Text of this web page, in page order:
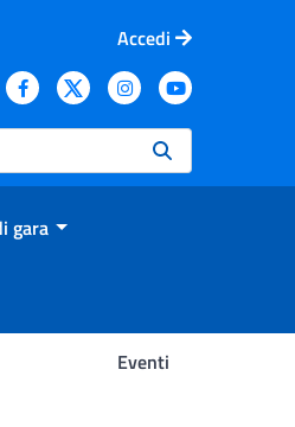
Accedi
gara
Eventi